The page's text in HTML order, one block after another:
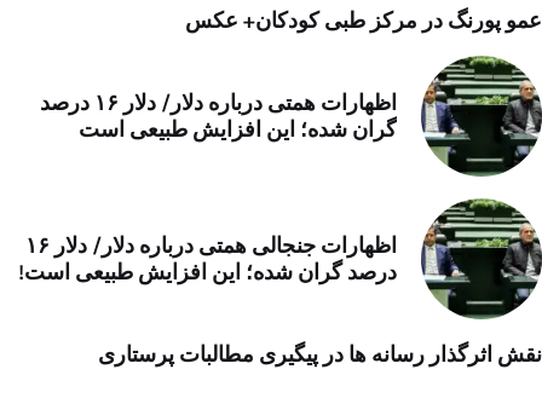
عمو پورنگ در مرکز طبی کودکان+ عکس
اظهارات همتی درباره دلار/ دلار ۱۶ درصد
گران شده؛ این افزایش طبیعی است
اظهارات جنجالی همتی درباره دلار/ دلار ۱۶
درصد گران شده؛ این افزایش طبیعی است!
نقش اثرگذار رسانه ها در پیگیری مطالبات پرستاری